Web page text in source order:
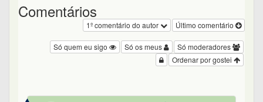
Comentários
Último comentário
1º comentário do autor
Só moderadores
Só os meus
Só quem eu sigo
Ordenar por gostei